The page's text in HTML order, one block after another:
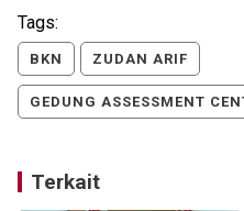
Tags:
BKN ZUDAN ARIF
GEDUNG ASSESSMENT
Terkait